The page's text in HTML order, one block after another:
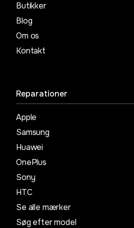
Butikker
Blog
Om os
Kontakt
Reparationer
Apple
Samsung
Huawei
OnePlus
Sony
HTC
Se alle mærker
Søg efter model